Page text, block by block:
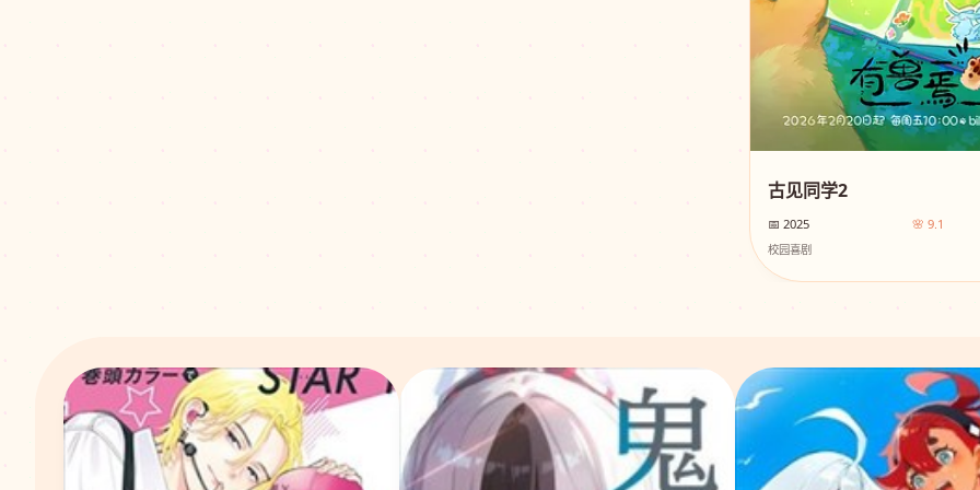
古见同学2
📅 2025 🌸 9.1
校园喜剧